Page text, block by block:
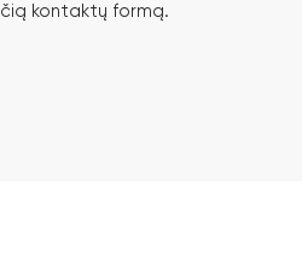
kontaktų formą.